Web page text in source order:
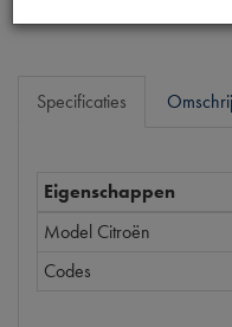
Specificaties
Eigenschappen
Model Citroën
Codes